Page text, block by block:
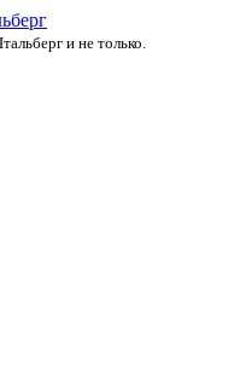
и не только.